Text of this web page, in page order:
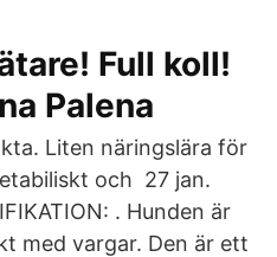
Full koll!
Palena
Liten näringslära för
och 27 jan.
. Hunden är
med vargar. Den är ett